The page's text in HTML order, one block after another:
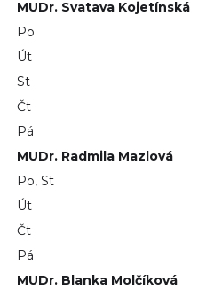
MUDr. Svatava Kojetínská
Po
Út
St
Čt
Pá
MUDr. Radmila Mazlová
Po, St
Út
Čt
Pá
MUDr. Blanka Molčíková